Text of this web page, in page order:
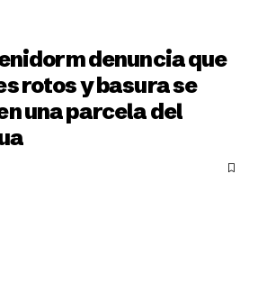
denuncia que
rotos y basura se
una parcela del